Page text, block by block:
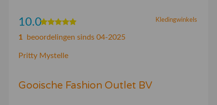
Kledingwinkels
10.0
1beoordelingen sinds 04-2025
Pritty Mystelle
Gooische Fashion Outlet BV